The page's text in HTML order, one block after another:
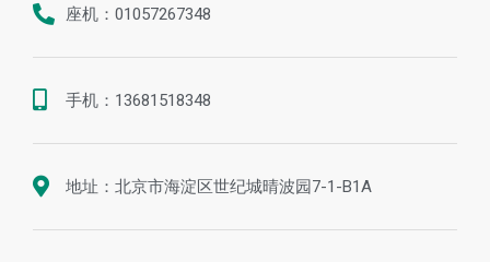
座机：01057267348
手机：13681518348
地址：北京市海淀区世纪城晴波园7-1-B1A